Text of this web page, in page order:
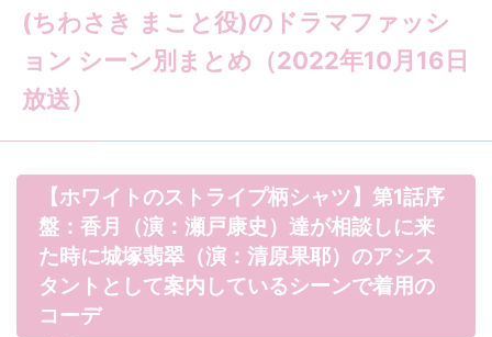
(ちわさき まこと役)のドラマファッシ
ョン シーン別まとめ（2022年10月16日
放送）
【ホワイトのストライプ柄シャツ】第1話序
盤：香月（演：瀬戸康史）達が相談しに来
た時に城塚翡翠（演：清原果耶）のアシス
タントとして案内しているシーンで着用の
コーデ